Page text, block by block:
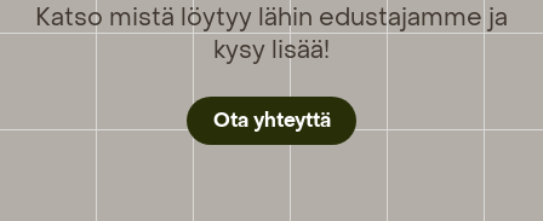
Katso mistä löytyy lähin edustajamme ja
kysy lisää!
Ota yhteyttä